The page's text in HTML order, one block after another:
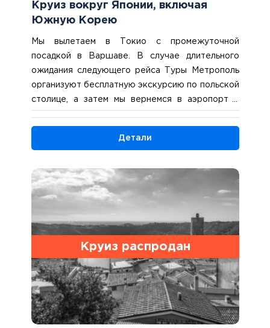
Круиз вокруг Японии, включая
Южную Корею
Мы вылетаем в Токио с промежуточной
посадкой в Варшаве. В случае длительного
ожидания следующего рейса Туры Метрополь
организуют бесплатную экскурсию по польской
столице, а затем мы вернемся в аэропорт и
разницы во времени наш самолет приземлится в
Японии вечером следующего дня, и после
отправимся на отдых в гостиницу. 2 ночи в
Токио.
Детали
Круиз распродан